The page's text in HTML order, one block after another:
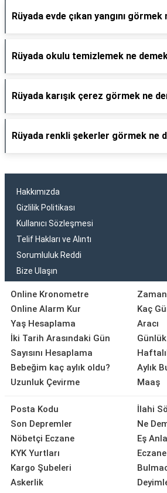
Rüyada evde çıkan yangını görmek
Rüyada okulu temizlemek ne
Rüyada karışık çerez görmek ne
Rüyada renkli şekerler görmek ne
Hakkımızda
Gizlilik Politikası
Kullanıcı Sözleşmesi
Telif Hakları ve Alıntı
Sorumluluk Reddi
Bize Ulaşın
Online Kronometre
Online Alarm Kur
Yaş Hesaplama
İki Tarih Arasındaki Gün
Sayısını Hesaplama
Bebeğim kaç aylık oldu?
Uzunluk Çevirme
Kaç
Aracı
Aylık
Maaş
Posta Kodu
Son Depremler
Nöbetçi Eczane
KYK Yurtları
Kargo Şubeleri
Askerlik
İlahi
Ne
Eş
Eczane